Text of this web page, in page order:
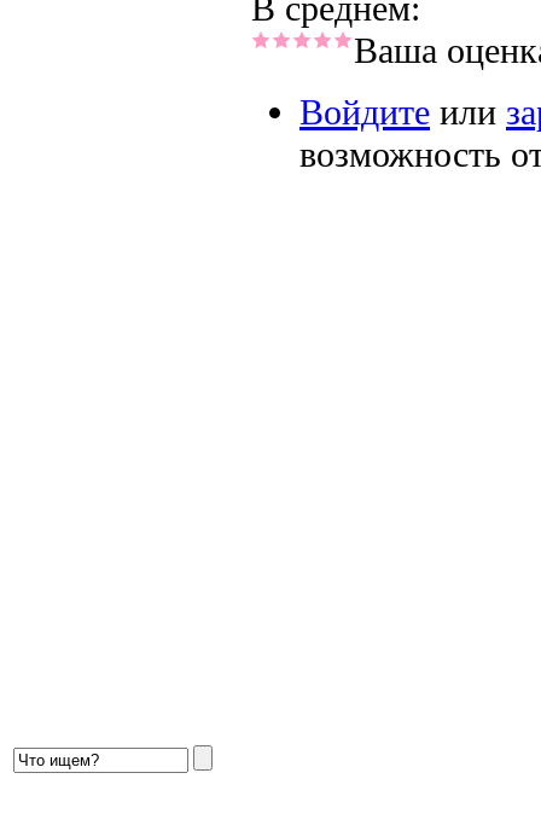
В среднем:
Ваша
Войдите или
возможность